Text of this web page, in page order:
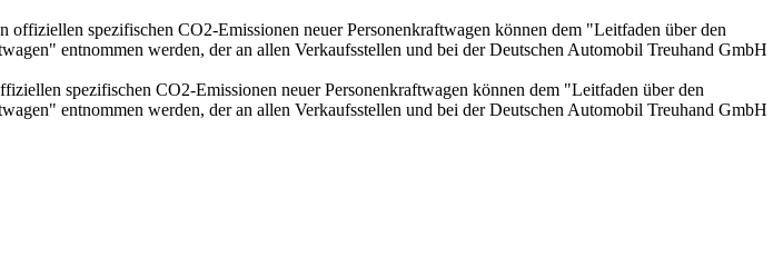
spezifischen CO2-Emissionen neuer Personenkraftwagen können dem "Leitfaden über den
entnommen werden, der an allen Verkaufsstellen und bei der Deutschen Automobil Treuhand GmbH
spezifischen CO2-Emissionen neuer Personenkraftwagen können dem "Leitfaden über den
entnommen werden, der an allen Verkaufsstellen und bei der Deutschen Automobil Treuhand GmbH